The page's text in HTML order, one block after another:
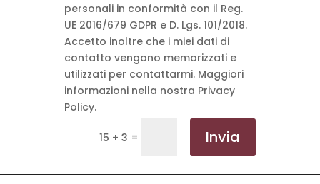
personali in conformità con il Reg.
UE 2016/679 GDPR e D. Lgs. 101/2018.
Accetto inoltre che i miei dati di
contatto vengano memorizzati e
utilizzati per contattarmi. Maggiori
informazioni nella nostra Privacy
Policy.
15 + 3 = Invia